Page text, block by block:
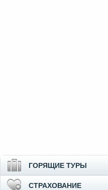
ГОРЯЩИЕ ТУРЫ
СТРАХОВАНИЕ